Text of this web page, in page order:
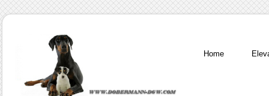
Home